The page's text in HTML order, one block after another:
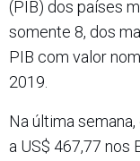
(PIB) dos países
somente 8, dos
PIB com valor
2019.
Na última
a US$ 467,77 nos